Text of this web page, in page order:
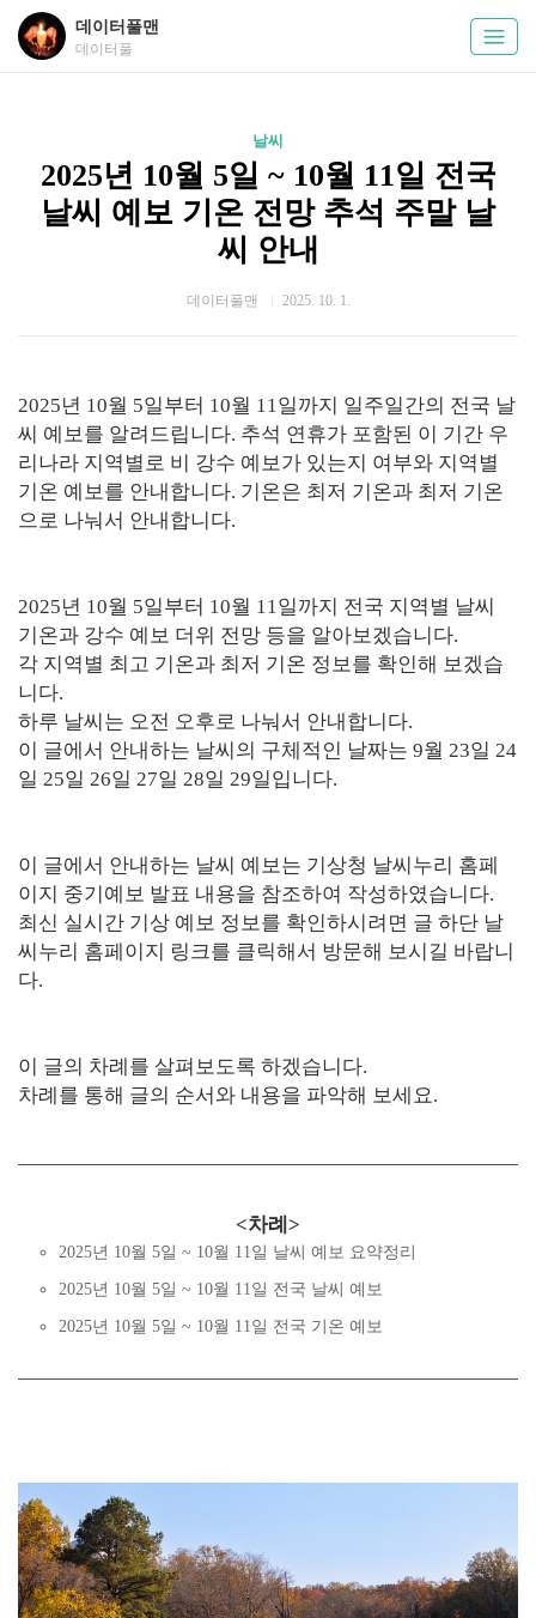
데이터풀맨
데이터풀
날씨
2025년 10월 5일 ~ 10월 11일 전국
날씨 예보 기온 전망 추석 주말 날
씨 안내
데이터풀맨 2025. 10. 1.
2025년 10월 5일부터 10월 11일까지 일주일간의 전국 날
씨 예보를 알려드립니다. 추석 연휴가 포함된 이 기간 우
리나라 지역별로 비 강수 예보가 있는지 여부와 지역별
기온 예보를 안내합니다. 기온은 최저 기온과 최저 기온
으로 나눠서 안내합니다.
2025년 10월 5일부터 10월 11일까지 전국 지역별 날씨
기온과 강수 예보 더위 전망 등을 알아보겠습니다.
각 지역별 최고 기온과 최저 기온 정보를 확인해 보겠습
니다.
하루 날씨는 오전 오후로 나눠서 안내합니다.
이 글에서 안내하는 날씨의 구체적인 날짜는 9월 23일 24
일 25일 26일 27일 28일 29일입니다.
이 글에서 안내하는 날씨 예보는 기상청 날씨누리 홈페
이지 중기예보 발표 내용을 참조하여 작성하였습니다.
최신 실시간 기상 예보 정보를 확인하시려면 글 하단 날
씨누리 홈페이지 링크를 클릭해서 방문해 보시길 바랍니
다.
이 글의 차례를 살펴보도록 하겠습니다.
차례를 통해 글의 순서와 내용을 파악해 보세요.
<차례>
2025년 10월 5일 ~ 10월 11일 날씨 예보 요약정리
2025년 10월 5일 ~ 10월 11일 전국 날씨 예보
2025년 10월 5일 ~ 10월 11일 전국 기온 예보